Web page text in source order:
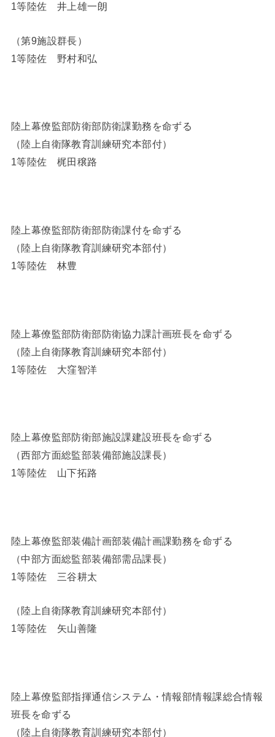
1等陸佐 井上雄一朗
（第9施設群長）
1等陸佐 野村和弘
陸上幕僚監部防衛部防衛課勤務を命ずる
（陸上自衛隊教育訓練研究本部付）
1等陸佐 梶田穣路
陸上幕僚監部防衛部防衛課付を命ずる
（陸上自衛隊教育訓練研究本部付）
1等陸佐 林豊
陸上幕僚監部防衛部防衛協力課計画班長を命ずる
（陸上自衛隊教育訓練研究本部付）
1等陸佐 大窪智洋
陸上幕僚監部防衛部施設課建設班長を命ずる
（西部方面総監部装備部施設課長）
1等陸佐 山下拓路
陸上幕僚監部装備計画部装備計画課勤務を命ずる
（中部方面総監部装備部需品課長）
1等陸佐 三谷耕太
（陸上自衛隊教育訓練研究本部付）
1等陸佐 矢山善隆
陸上幕僚監部指揮通信システム・情報部情報課総合情報
班長を命ずる
（陸上自衛隊教育訓練研究本部付）